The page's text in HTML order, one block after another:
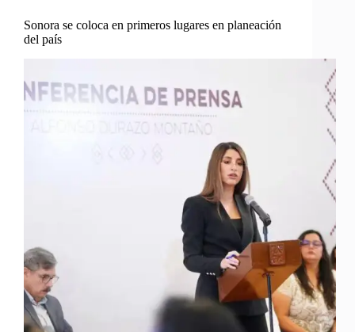
Sonora se coloca en primeros lugares en planeación
del país